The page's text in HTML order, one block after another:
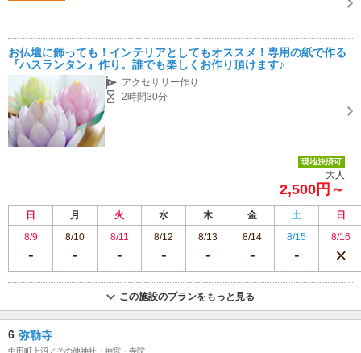
お仏壇に飾っても！インテリアとしてもオススメ！専用の紙で作る
『ハスランタン』作り。誰でも楽しくお作り頂けます♪
アクセサリー作り
2時間30分
現地決済可
大人
2,500円～
日 月 火 水 木 金 土
日
8/9
8/10 8/11 8/12 8/13 8/14 8/15 8/16
この施設のプランをもっと見る
6 弥勒寺
中田町上沼／その他神社・神宮・寺院